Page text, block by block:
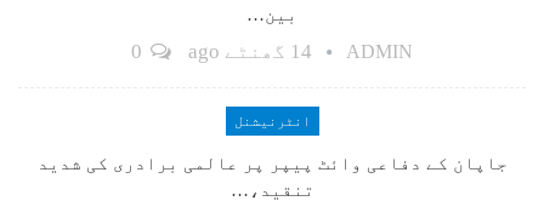
بین…
ADMIN 14 گھنٹے ago
انٹرنیشنل
جاپان کے دفاعی وائٹ پیپر پر عالمی برادری کی شدید
تنقید،…